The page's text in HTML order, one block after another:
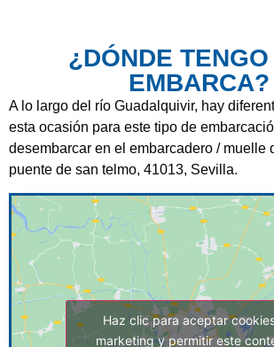
¿DÓNDE
EMBARCA?
A lo largo del río Guadalquivir, hay
esta ocasión para este tipo de
desembarcar en el embarcadero / muelle
puente de san telmo, 41013, Sevilla.
Haz clic para aceptar
marketing y permitir este